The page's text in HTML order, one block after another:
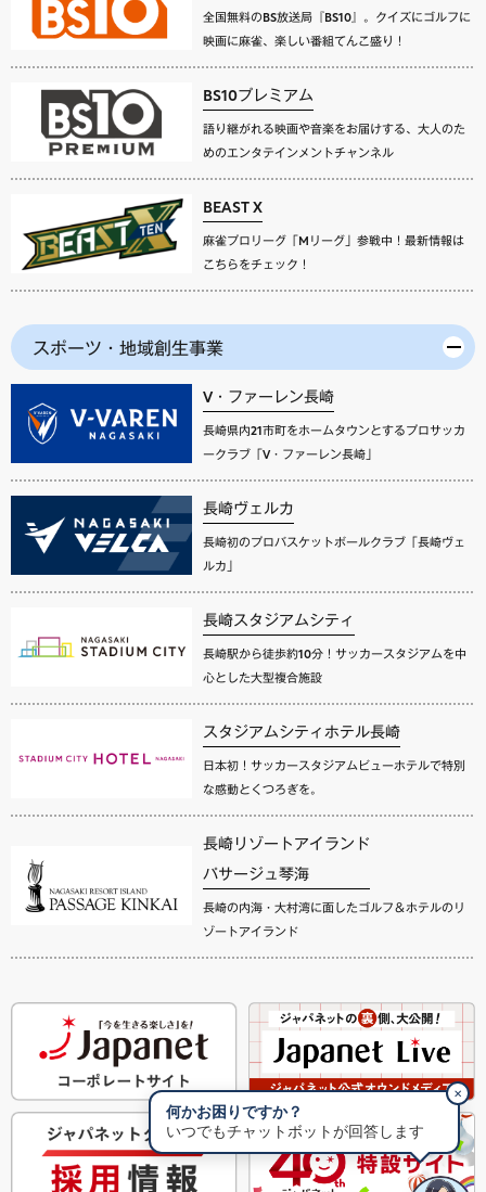
全国無料のBS放送局『BS10』。クイズにゴルフに
映画に麻雀、楽しい番組てんこ盛り！
BS10プレミアム
語り継がれる映画や音楽をお届けする、大人のた
めのエンタテインメントチャンネル
BEAST X
麻雀プロリーグ「Mリーグ」参戦中！最新情報は
こちらをチェック！
スポーツ・地域創生事業
V・ファーレン長崎
長崎県内21市町をホームタウンとするプロサッカ
ークラブ「V・ファーレン長崎」
長崎ヴェルカ
長崎初のプロバスケットボールクラブ「長崎ヴェ
ルカ」
長崎スタジアムシティ
長崎駅から徒歩約10分！サッカースタジアムを中
心とした大型複合施設
スタジアムシティホテル長崎
日本初！サッカースタジアムビューホテルで特別
な感動とくつろぎを。
長崎リゾートアイランド
パサージュ琴海
長崎の内海・大村湾に面したゴルフ＆ホテルのリ
ゾートアイランド
何かお困りですか？
いつでもチャットボットが回答します
✕